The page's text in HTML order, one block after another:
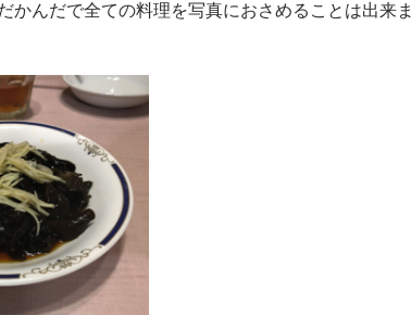
かんだで全ての料理を写真におさめることは出来ま